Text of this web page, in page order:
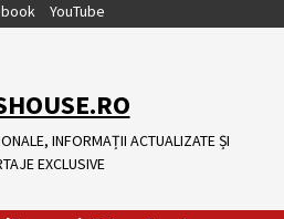
YouTube
INFORMAȚII ACTUALIZATE ȘI
EXCLUSIVE